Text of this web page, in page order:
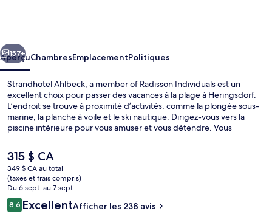
member
of
Radisson
Individuals
Suivant
157+
AperçuChambresEmplacementPolitiques
Strandhotel Ahlbeck, a member of Radisson Individuals est un
excellent choix pour passer des vacances à la plage à Heringsdorf.
L’endroit se trouve à proximité d’activités, comme la plongée sous-
marine, la planche à voile et le ski nautique. Dirigez-vous vers la
piscine intérieure pour vous amuser et vous détendre. Vous
massages. PRIME sert une cuisine régionale et le bar-salon est un
excellent endroit où siroter une boisson fraîche. Un centre
d’entraînement physique, un sauna et casse-croûte/charcuterie
comptent aussi parmi les points saillants. Les autres voyageurs
adorent le personnel serviable.
Le
prix
actuel
est
de 315 $ CA
315 $ CA
349 $ CA au total
(taxes et frais compris)
Du 6 sept. au 7 sept.
Avis
8,68,6 sur 10 –
ExcellentAfficher les 238 avis